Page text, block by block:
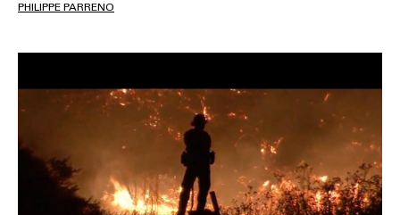
PHILIPPE PARRENO